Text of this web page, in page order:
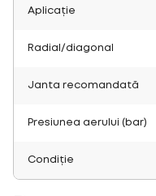
Aplicație
Radial/diagonal
Janta recomandată
Presiunea aerului (bar)
Condiție